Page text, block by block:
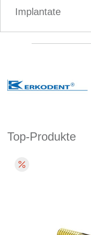
Implantate
Top-Produkte